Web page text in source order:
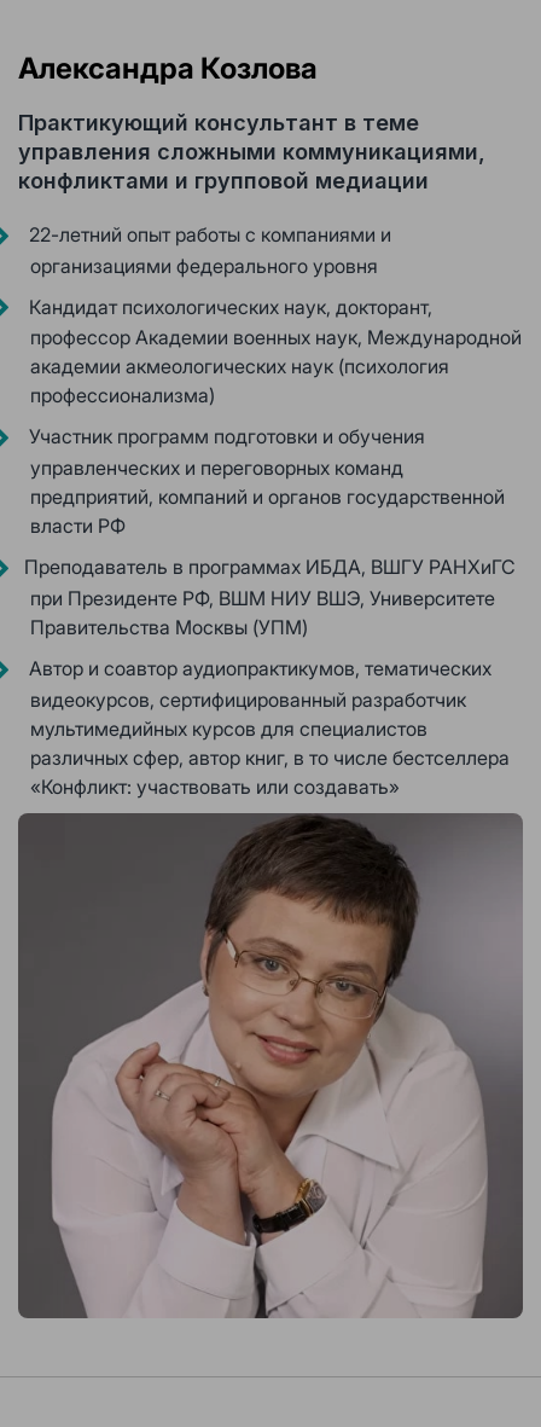
Александра Козлова
Практикующий консультант в теме
управления сложными коммуникациями,
конфликтами и групповой медиации
22-летний опыт работы с компаниями и
организациями федерального уровня
Кандидат психологических наук, докторант,
профессор Академии военных наук, Международной
академии акмеологических наук (психология
профессионализма)
Участник программ подготовки и обучения
управленческих и переговорных команд
предприятий, компаний и органов государственной
власти РФ
Преподаватель в программах ИБДА, ВШГУ РАНХиГС
при Президенте РФ, ВШМ НИУ ВШЭ, Университете
Правительства Москвы (УПМ)
Автор и соавтор аудиопрактикумов, тематических
видеокурсов, сертифицированный разработчик
мультимедийных курсов для специалистов
различных сфер, автор книг, в то числе бестселлера
«Конфликт: участвовать или создавать»